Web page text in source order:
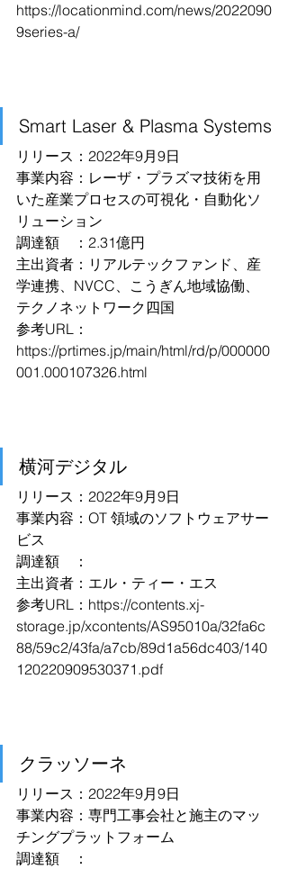
https://locationmind.com/news/2022090
9series-a/
Smart Laser & Plasma Systems
リリース：2022年9月9日
事業内容：レーザ・プラズマ技術を用
いた産業プロセスの可視化・自動化ソ
リューション
調達額　：2.31億円
主出資者：リアルテックファンド、産
学連携、NVCC、こうぎん地域協働、
テクノネットワーク四国
参考URL：
https://prtimes.jp/main/html/rd/p/000000
001.000107326.html
横河デジタル
リリース：2022年9月9日
事業内容：OT 領域のソフトウェアサー
ビス
調達額　：
主出資者：エル・ティー・エス
参考URL： https://contents.xj-
storage.jp/xcontents/AS95010a/32fa6c
88/59c2/43fa/a7cb/89d1a56dc403/140
120220909530371.pdf
クラッソーネ
リリース：2022年9月9日
事業内容：専門工事会社と施主のマッ
チングプラットフォーム
調達額　：